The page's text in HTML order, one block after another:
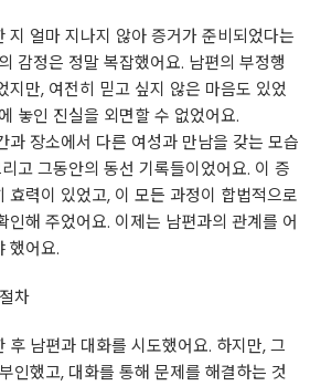
지 얼마 지나지 않아 증거가 준비되었다는
감정은 정말 복잡했어요. 남편의 부정행
지만, 여전히 믿고 싶지 않은 마음도 있었
놓인 진실을 외면할 수 없었어요.
과 장소에서 다른 여성과 만남을 갖는 모습
고 그동안의 동선 기록들이었어요. 이 증
효력이 있었고, 이 모든 과정이 합법적으로
인해 주었어요. 이제는 남편과의 관계를 어
했어요.
차
후 남편과 대화를 시도했어요. 하지만, 그
인했고, 대화를 통해 문제를 해결하는 것